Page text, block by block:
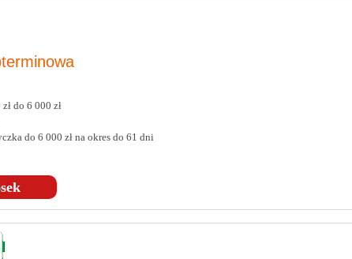
do 6 000 zł
do 6 000 zł na okres do 61 dni